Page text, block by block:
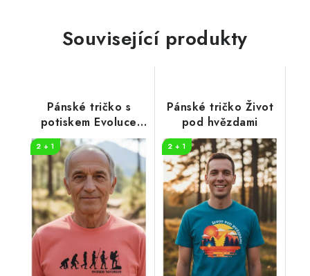
Související produkty
Pánské tričko s
potiskem Evoluce
turisty
2 + 1
Pánské tričko Život
pod hvězdami
2 + 1